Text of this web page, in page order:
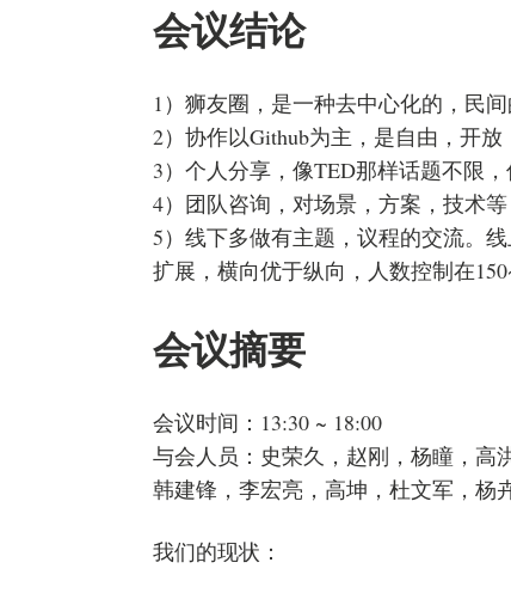
会议结论
1）狮友圈，是一种去中心化的，民间
2）协作以Github为主，是自由，开放
3）个人分享，像TED那样话题不限，
4）团队咨询，对场景，方案，技术等
5）线下多做有主题，议程的交流。
扩展，横向优于纵向，人数控制在
会议摘要
会议时间：13:30 ~ 18:00
与会人员：史荣久，赵刚，杨瞳，高
韩建锋，李宏亮，高坤，杜文军，杨卉
我们的现状：